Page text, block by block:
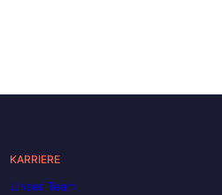
KARRIERE
Unser Team